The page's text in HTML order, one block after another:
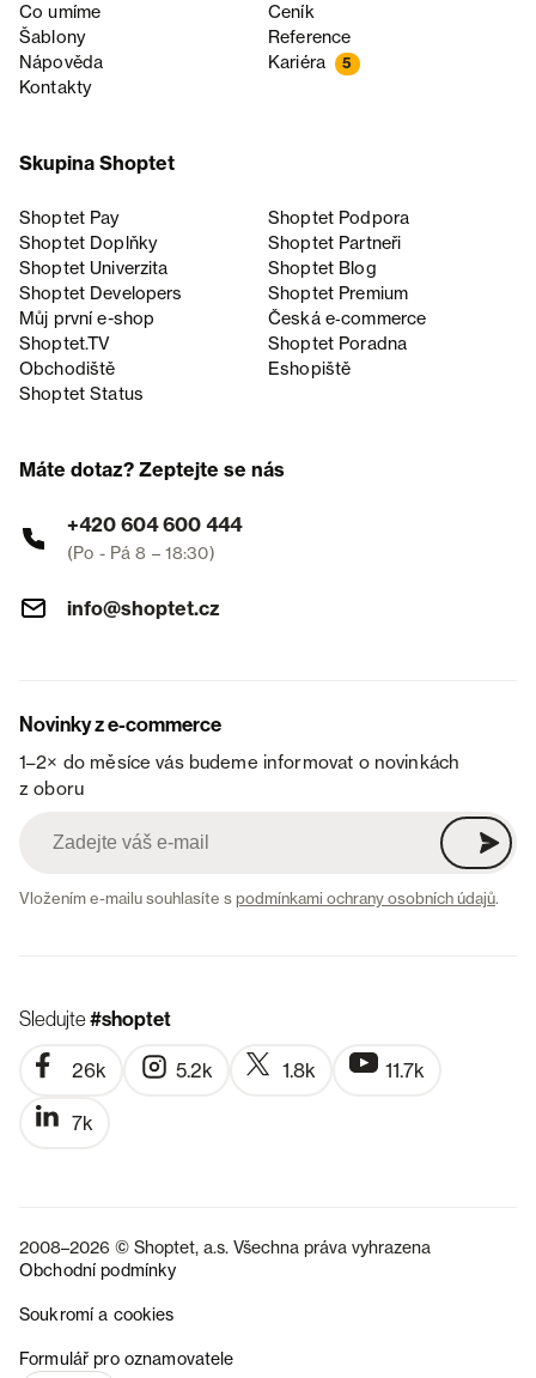
Co umíme
Ceník
Šablony
Reference
Nápověda
Kariéra 5
Kontakty
Skupina Shoptet
Shoptet Pay
Shoptet Podpora
Shoptet Doplňky
Shoptet Partneři
Shoptet Univerzita
Shoptet Blog
Shoptet Developers
Shoptet Premium
Můj první e-shop
Česká e‑commerce
Shoptet.TV
Shoptet Poradna
Obchodiště
Eshopiště
Shoptet Status
Máte dotaz? Zeptejte se nás
+420 604 600 444
(Po - Pá 8 – 18:30)
info@shoptet.cz
Novinky z e-commerce
1–2× do měsíce vás budeme informovat o novinkách
z oboru
Vložením e-mailu souhlasíte spodmínkami ochrany osobních údajů.
Sledujte#shoptet
26k 5.2k 1.8k 11.7k
7k
2008–2026 © Shoptet, a.s. Všechna práva vyhrazena
Obchodní podmínky
Soukromí a cookies
Formulář pro oznamovatele